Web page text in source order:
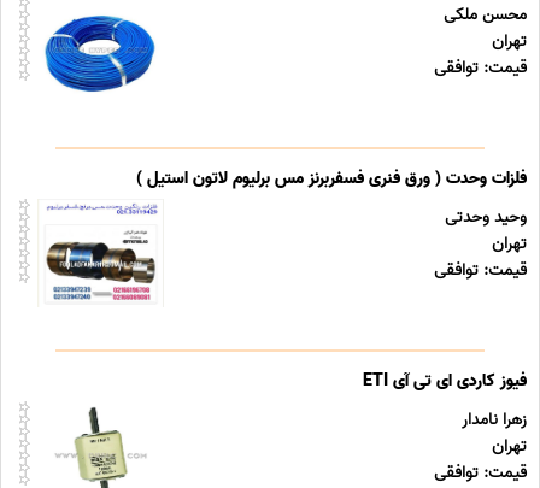
محسن ملکی
تهران
قیمت: توافقی
فلزات وحدت ( ورق فنری فسفربرنز مس برلیوم لاتون استیل )
وحید وحدتی
تهران
قیمت: توافقی
فیوز کاردی ای تی آی ETI
زهرا نامدار
تهران
قیمت: توافقی